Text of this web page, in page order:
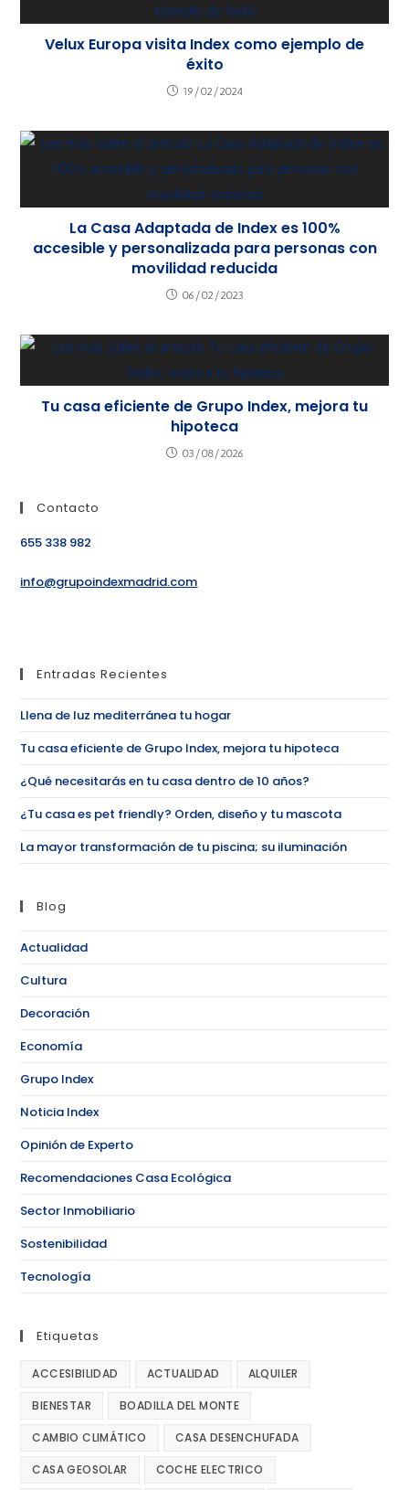
Velux Europa visita Index como ejemplo de
éxito
19/02/2024
La Casa Adaptada de Index es 100%
accesible y personalizada para personas con
movilidad reducida
06/02/2023
Tu casa eficiente de Grupo Index, mejora tu
hipoteca
03/08/2026
Contacto
655 338 982
info@grupoindexmadrid.com
Entradas Recientes
Llena de luz mediterránea tu hogar
Tu casa eficiente de Grupo Index, mejora tu hipoteca
¿Qué necesitarás en tu casa dentro de 10 años?
¿Tu casa es pet friendly? Orden, diseño y tu mascota
La mayor transformación de tu piscina; su iluminación
Blog
Actualidad
Cultura
Decoración
Economía
Grupo Index
Noticia Index
Opinión de Experto
Recomendaciones Casa Ecológica
Sector Inmobiliario
Sostenibilidad
Tecnología
Etiquetas
ACCESIBILIDAD ACTUALIDAD ALQUILER
BIENESTAR BOADILLA DEL MONTE
CAMBIO CLIMÁTICO CASA DESENCHUFADA
CASA GEOSOLAR COCHE ELECTRICO